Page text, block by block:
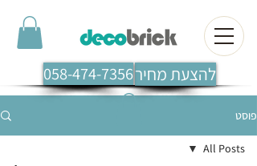
להצעת מחיר058-474-7356
פוסט
All Posts